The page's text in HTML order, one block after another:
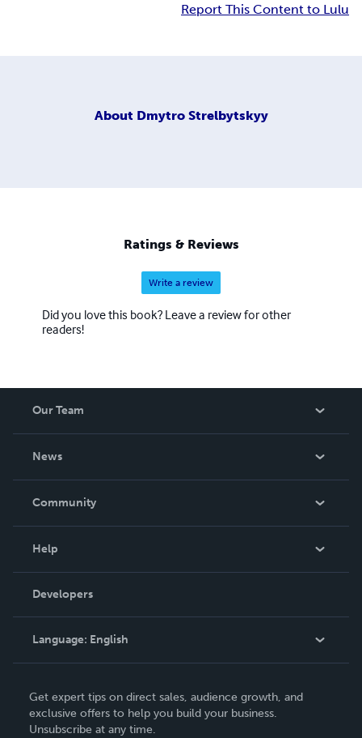
Report This Content to Lulu
About Dmytro Strelbytskyy
Ratings & Reviews
Write a review
Did you love this book? Leave a review for other
readers!
Our Team
News
In The News
Community
Podcast
Help
Order Lookup
Knowledge Base
Contact Support
Developers
Language: English
Deutsch
Français
Get expert tips on direct sales, audience growth, and
exclusive offers to help you build your business.
Unsubscribe at any time.